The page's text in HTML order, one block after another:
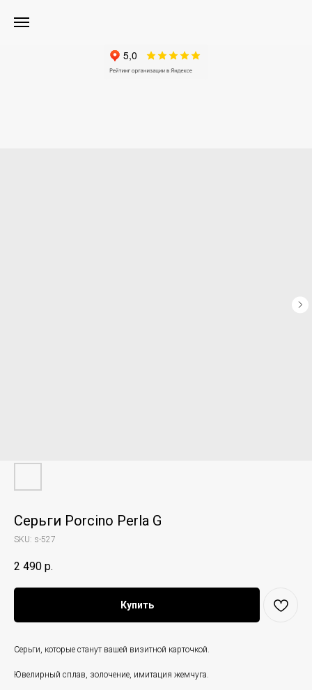
Серьги Porcino Perla G
SKU: s-527
2 490 р.
Купить
Серьги, которые станут вашей визитной карточкой.
Ювелирный сплав, золочение, имитация жемчуга.